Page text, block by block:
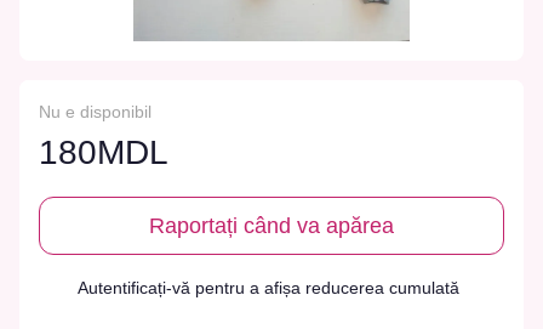
Nu e disponibil
180MDL
Raportați când va apărea
Autentificați-vă pentru a afișa reducerea cumulată